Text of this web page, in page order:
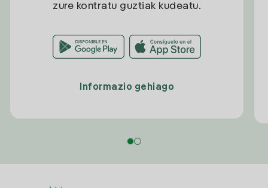
zure kontratu guztiak kudeatu.
Informazio gehiago